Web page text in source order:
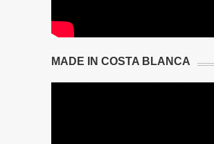
MADE IN COSTA BLANCA